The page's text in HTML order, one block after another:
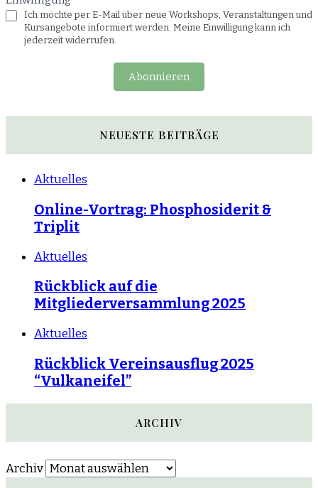
Ich möchte per E-Mail über neue Workshops, Veranstaltungen und
Kursangebote informiert werden. Meine Einwilligung kann ich
jederzeit widerrufen.
Abonnieren
NEUESTE BEITRÄGE
Aktuelles
Online-Vortrag: Phosphosiderit &
Triplit
Aktuelles
Rückblick auf die
Mitgliederversammlung 2025
Aktuelles
Rückblick Vereinsausflug 2025
“Vulkaneifel”
ARCHIV
Archiv